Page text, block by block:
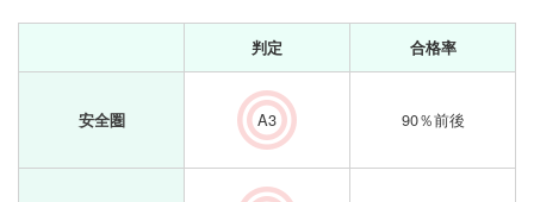
判定 合格率
安全圏 A3 90％前後